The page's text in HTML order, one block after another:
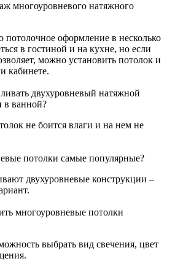
многоуровневого натяжного
оформление в несколько
в гостиной и на кухне, но если
можно установить потолок и
кабинете.
двухуровневый натяжной
в ванной?
не боится влаги и на нем не
потолки самые популярные?
двухуровневые конструкции –
многоуровневые потолки
выбрать вид свечения, цвет